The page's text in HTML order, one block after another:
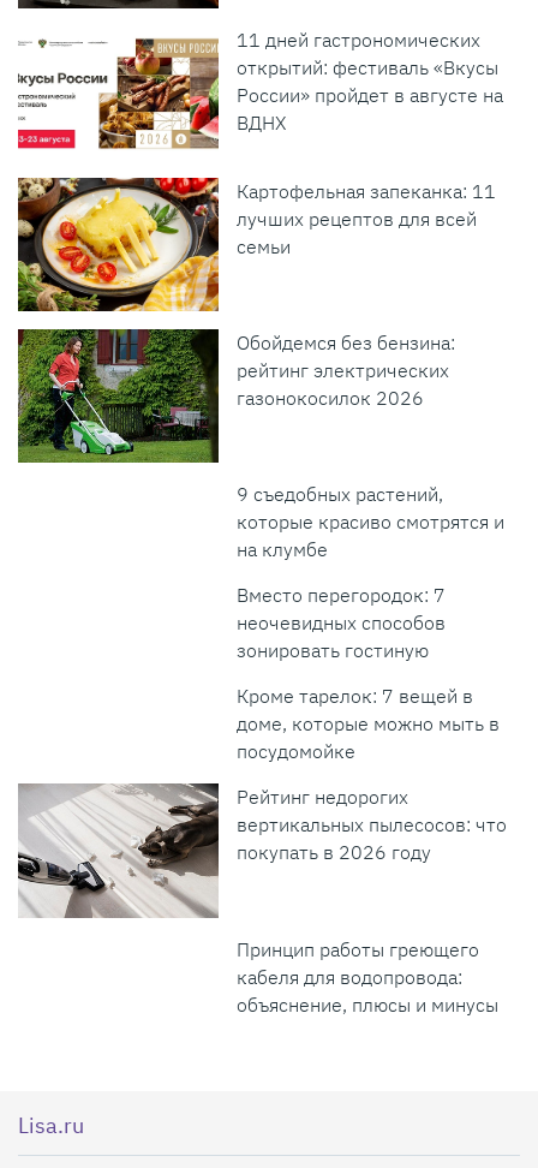
11 дней гастрономических
открытий: фестиваль «Вкусы
России» пройдет в августе на
ВДНХ
Картофельная запеканка: 11
лучших рецептов для всей
семьи
Обойдемся без бензина:
рейтинг электрических
газонокосилок 2026
9 съедобных растений,
которые красиво смотрятся и
на клумбе
Вместо перегородок: 7
неочевидных способов
зонировать гостиную
Кроме тарелок: 7 вещей в
доме, которые можно мыть в
посудомойке
Рейтинг недорогих
вертикальных пылесосов: что
покупать в 2026 году
Принцип работы греющего
кабеля для водопровода:
объяснение, плюсы и минусы
Lisa.ru